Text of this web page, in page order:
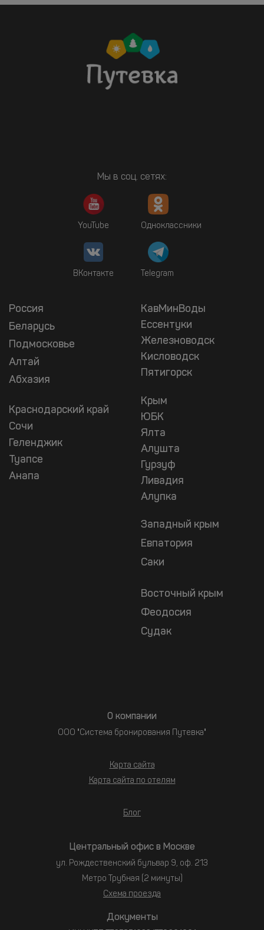
Мы в соц. сетях:
YouTube Одноклассники
ВКонтакте Telegram
Россия
Беларусь
Подмосковье
Алтай
Абхазия
Краснодарский край
Сочи
Геленджик
Туапсе
Анапа
КавМинВоды
Ессентуки
Железноводск
Кисловодск
Пятигорск
Крым
ЮБК
Ялта
Алушта
Гурзуф
Ливадия
Алупка
Западный крым
Евпатория
Саки
Восточный крым
Феодосия
Судак
О компании
ООО "Система бронирования Путевка"
Карта сайта
Карта сайта по отелям
Блог
Документы
Центральный офис в Москве
ул. Рождественский бульвар 9, оф. 213
Метро Трубная (2 минуты)
Схема проезда